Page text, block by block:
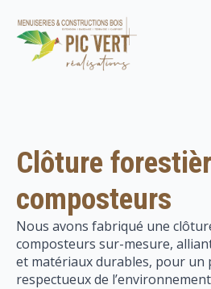
Clôture
composteurs
Nous avons fabriqué une
composteurs sur-mesure,
et matériaux durables, pour un
respectueux de